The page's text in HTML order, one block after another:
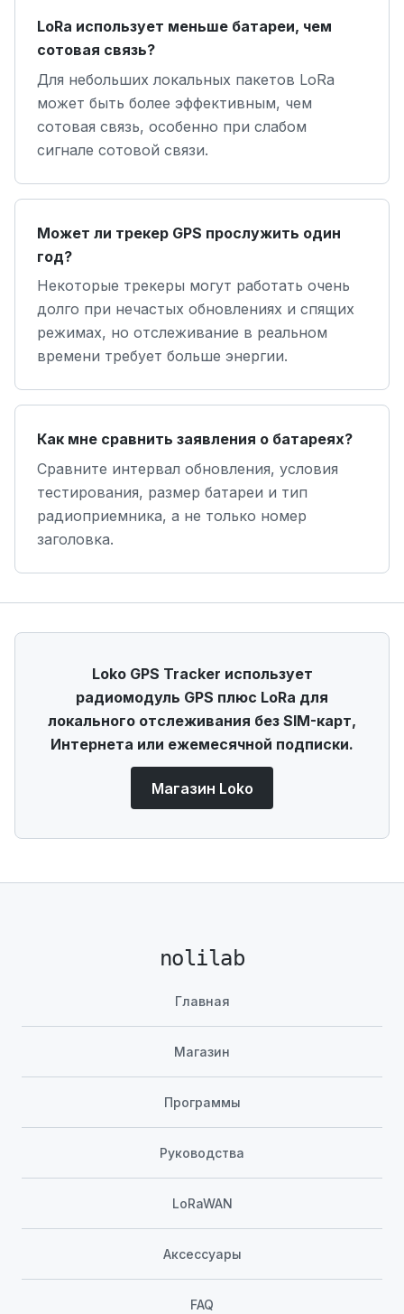
LoRa использует меньше батареи, чем
сотовая связь?
Для небольших локальных пакетов LoRa
может быть более эффективным, чем
сотовая связь, особенно при слабом
сигнале сотовой связи.
Может ли трекер GPS прослужить один
год?
Некоторые трекеры могут работать очень
долго при нечастых обновлениях и спящих
режимах, но отслеживание в реальном
времени требует больше энергии.
Как мне сравнить заявления о батареях?
Сравните интервал обновления, условия
тестирования, размер батареи и тип
радиоприемника, а не только номер
заголовка.
Loko GPS Tracker использует
радиомодуль GPS плюс LoRa для
локального отслеживания без SIM-карт,
Интернета или ежемесячной подписки.
Магазин Loko
nolilab
Главная
Магазин
Программы
Руководства
LoRaWAN
Аксессуары
FAQ